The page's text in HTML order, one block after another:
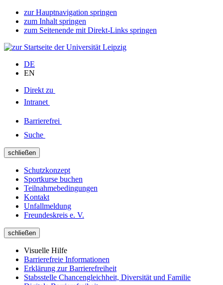
zur Hauptnavigation springen
zum Inhalt springen
zum Seitenende mit Direkt-Links springen
DE
EN
Direkt zu
Intranet
Barrierefrei
Suche
schließen
Schutzkonzept
Sportkurse buchen
Teilnahmebedingungen
Kontakt
Unfallmeldung
Freundeskreis e. V.
schließen
Visuelle Hilfe
Barrierefreie Informationen
Erklärung zur Barrierefreiheit
Stabsstelle Chancengleichheit, Diversität und Familie